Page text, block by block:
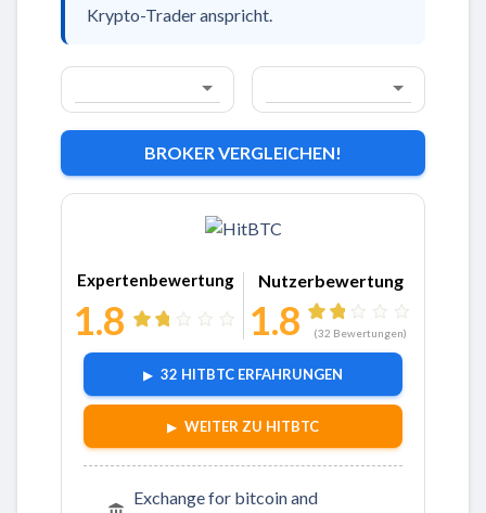
Krypto-Trader anspricht.
BROKER VERGLEICHEN!
Zu HitBTC
Expertenbewertung
1.8
Nutzerbewertung
1.8 (32 Bewertungen)
32 HITBTC ERFAHRUNGEN
WEITER ZU HITBTC
Exchange for bitcoin and